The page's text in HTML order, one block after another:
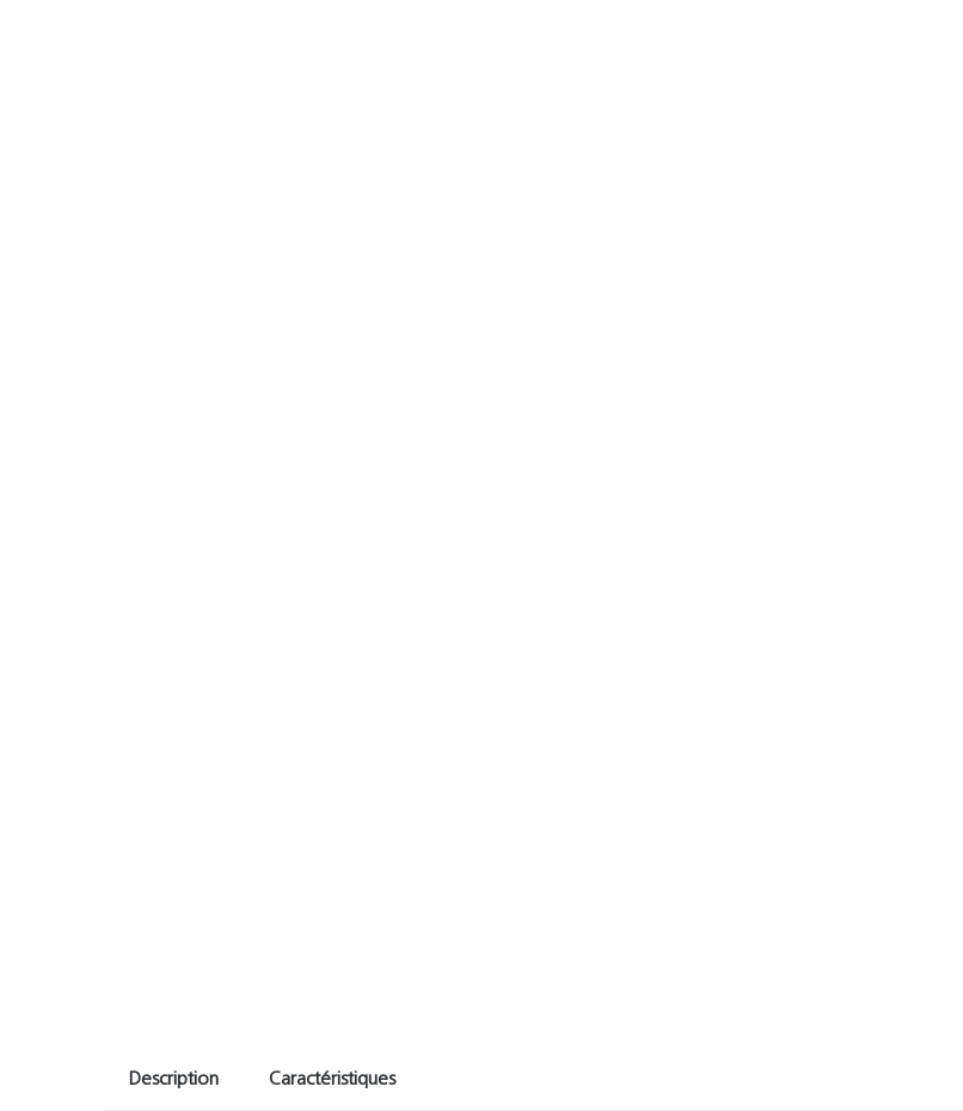
Description Caractéristiques